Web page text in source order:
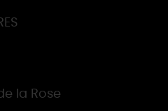
la Rose